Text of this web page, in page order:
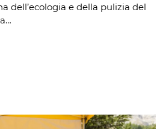
dell’ecologia e della pulizia del